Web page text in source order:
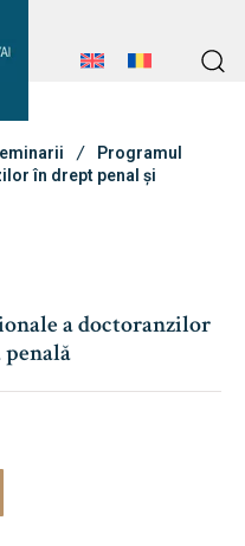
Programul
în drept penal și
a doctoranzilor